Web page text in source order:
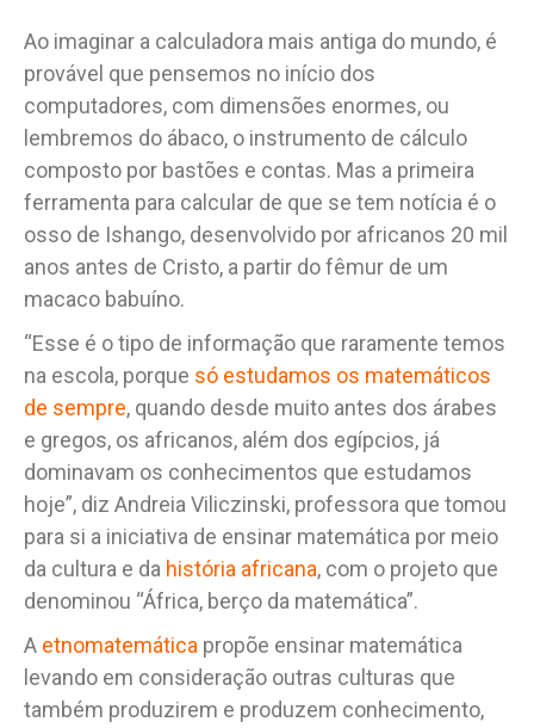
Ao imaginar a calculadora mais antiga do mundo, é
provável que pensemos no início dos
computadores, com dimensões enormes, ou
lembremos do ábaco, o instrumento de cálculo
composto por bastões e contas. Mas a primeira
ferramenta para calcular de que se tem notícia é o
osso de Ishango, desenvolvido por africanos 20 mil
anos antes de Cristo, a partir do fêmur de um
macaco babuíno.
“Esse é o tipo de informação que raramente temos
na escola, porque só estudamos os matemáticos
de sempre, quando desde muito antes dos árabes
e gregos, os africanos, além dos egípcios, já
dominavam os conhecimentos que estudamos
hoje”, diz Andreia Viliczinski, professora que tomou
para si a iniciativa de ensinar matemática por meio
da cultura e da história africana, com o projeto que
denominou “África, berço da matemática”.
A etnomatemática propõe ensinar matemática
levando em consideração outras culturas que
também produzirem e produzem conhecimento,